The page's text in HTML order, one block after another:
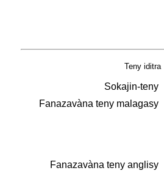
Teny iditra
Sokajin-teny
Fanazavàna teny malagasy
Fanazavàna teny anglisy